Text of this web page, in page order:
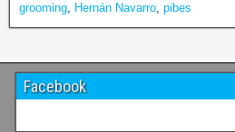
grooming, Hernán Navarro, pibes
Facebook